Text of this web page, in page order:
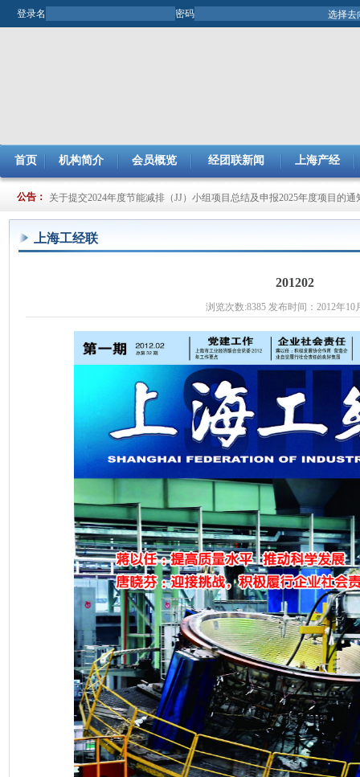
登录名 密码
首页 机构简介 会员概览 经团联新闻 上海产经
公告：
关于开展2025年市企业管理现代化创新成果评审工作的通知
关于提交2024年度节能减排（JJ）小组项目总结及申报2025年度项目的通
上海工经联
201202
浏览次数:8385 发布时间：2012年10